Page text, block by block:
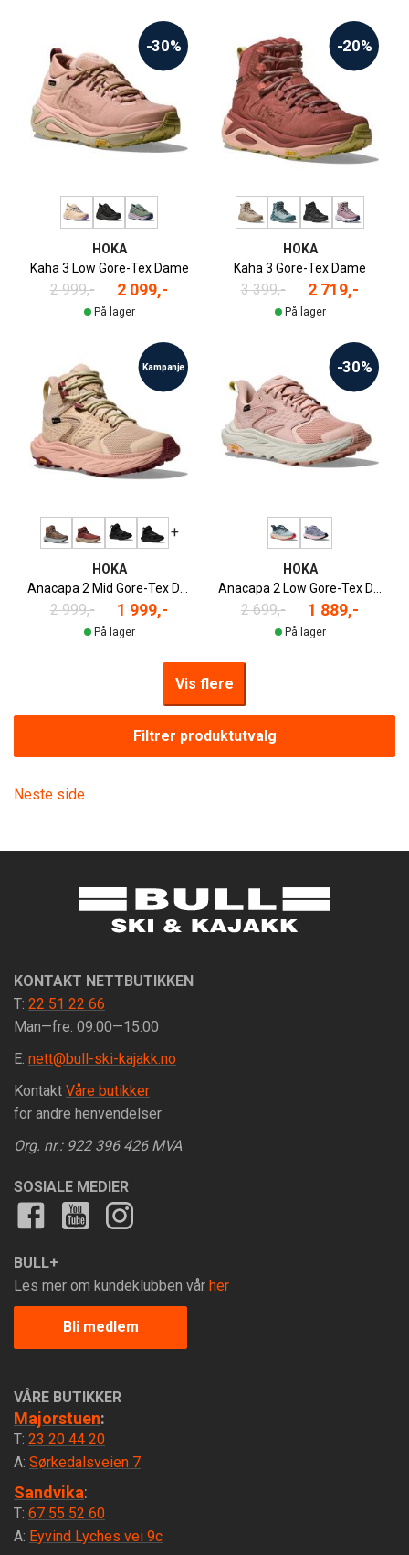
-30%
HOKA
Kaha 3 Low Gore-Tex Dame
2 999,- 2 099,-
På lager
-20%
HOKA
Kaha 3 Gore-Tex Dame
3 399,- 2 719,-
På lager
Kampanje
+
HOKA
2 999,- 1 999,-
På lager
-30%
HOKA
2 699,- 1 889,-
På lager
Vis flere
Filtrer produktutvalg
Neste side
KONTAKT NETTBUTIKKEN
T: 22 51 22 66
Man—fre: 09:00—15:00
E: nett@bull-ski-kajakk.no
Kontakt Våre butikker
for andre henvendelser
Org. nr.: 922 396 426 MVA
SOSIALE MEDIER
BULL+
Les mer om kundeklubben vår her
Bli medlem
VÅRE BUTIKKER
Majorstuen:
T: 23 20 44 20
A: Sørkedalsveien 7
Sandvika:
T: 67 55 52 60
A: Eyvind Lyches vei 9c